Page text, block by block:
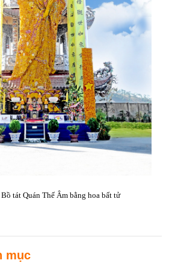
tát Quán Thế Âm bằng hoa bất tử
mục